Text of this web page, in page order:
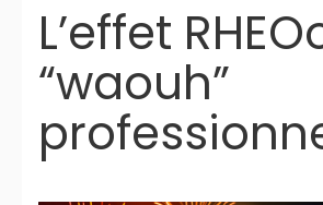
L’effet
“waouh”